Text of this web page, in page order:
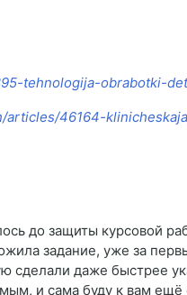
tehnologija-obrabotki-
articles/46164-
до защиты курсовой
задание, уже за
сделали даже быстрее
и сама буду к вам